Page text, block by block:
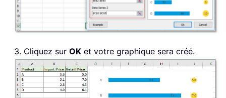
3. Cliquez sur OK et votre graphique sera créé.